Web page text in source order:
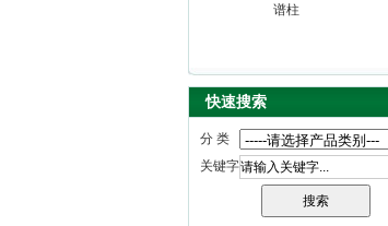
谱柱
快速搜索
分 类
关键字